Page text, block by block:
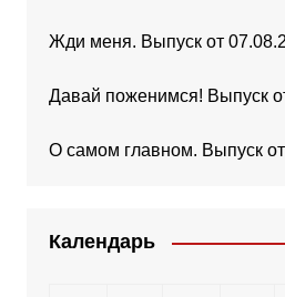
Жди меня. Выпуск от
Давай поженимся! Выпуск
О самом главном. Выпуск
Календарь